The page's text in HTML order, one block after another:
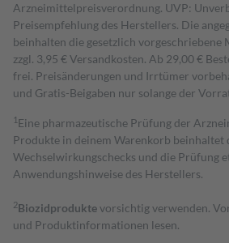
Arzneimittelpreisverordnung. UVP:
Preisempfehlung des Herstellers. Die
beinhalten die gesetzlich vorgeschriebene
zzgl. 3,95 € Versandkosten. Ab 29,00 €
frei. Preisänderungen und Irrtümer
und Gratis-Beigaben nur solange der
1 Eine pharmazeutische Prüfung der
Produkte in deinem Warenkorb
Wechselwirkungschecks und die Prüfung
Anwendungshinweise des Herstellers.
2Biozidproduktevorsichtig verwenden.
und Produktinformationen lesen.